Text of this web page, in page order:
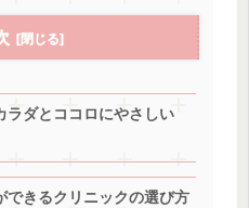
ラダとココロにやさしい
できるクリニックの選び方